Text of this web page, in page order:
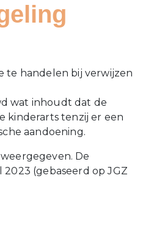
te handelen bij verwijzen
wat inhoudt dat de
kinderarts tenzij er een
aandoening.
De
(gebaseerd op JGZ